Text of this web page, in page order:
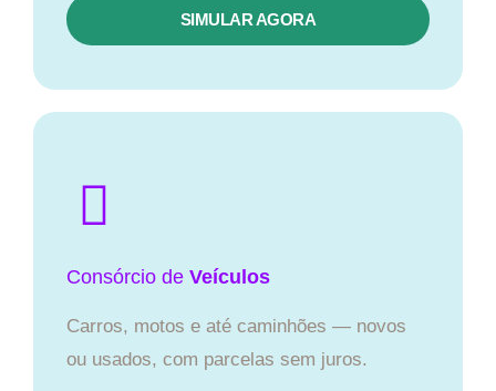
SIMULAR AGORA​
Consórcio de Veículos
Carros, motos e até caminhões — novos
ou usados, com parcelas sem juros.